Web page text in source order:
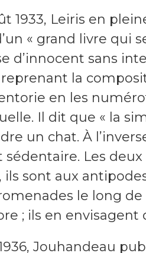
1933, Leiris en
« grand livre
d’innocent sans
la
en les
Il dit que « la
un chat. À
Les
ils sont aux
le long de
; ils en envisagent
Jouhandeau